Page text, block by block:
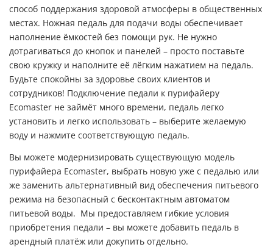
способ поддержания здоровой атмосферы в общественных
местах. Ножная педаль для подачи воды обеспечивает
наполнение ёмкостей без помощи рук. Не нужно
дотрагиваться до кнопок и панелей – просто поставьте
свою кружку и наполните её лёгким нажатием на педаль.
Будьте спокойны за здоровье своих клиентов и
сотрудников! Подключение педали к пурифайеру
Ecomaster не займёт много времени, педаль легко
установить и легко использовать – выберите желаемую
воду и нажмите соответствующую педаль.
Вы можете модернизировать существующую модель
пурифайера Ecomaster, выбрать новую уже с педалью или
же заменить альтернативный вид обеспечения питьевого
режима на безопасный с бесконтактным автоматом
питьевой воды. Мы предоставляем гибкие условия
приобретения педали – вы можете добавить педаль в
арендный платёж или докупить отдельно.